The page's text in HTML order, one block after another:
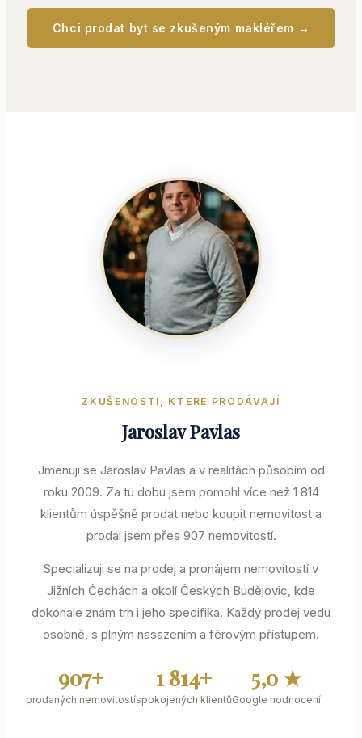
Chci prodat byt se zkušeným makléřem →
ZKUŠENOSTI, KTERÉ PRODÁVAJÍ
Jaroslav Pavlas
Jmenuji se Jaroslav Pavlas a v realitách působím od
roku 2009. Za tu dobu jsem pomohl více než 1 814
klientům úspěšně prodat nebo koupit nemovitost a
prodal jsem přes 907 nemovitostí.
Specializuji se na prodej a pronájem nemovitostí v
Jižních Čechách a okolí Českých Budějovic, kde
dokonale znám trh i jeho specifika. Každý prodej vedu
osobně, s plným nasazením a férovým přístupem.
907+
prodaných nemovitostí
1 814+
spokojených klientů
5,0 ★
Google hodnocení